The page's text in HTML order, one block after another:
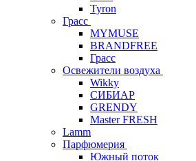
Tyron
Грасс
MYMUSE
BRANDFREE
Грасс
Освежители воздуха
Wikky
СИБИАР
GRENDY
Master FRESH
Lamm
Парфюмерия
Южный поток